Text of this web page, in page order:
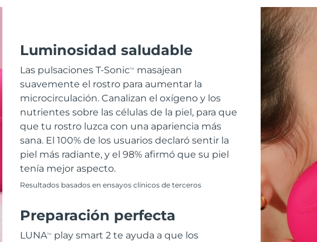
Luminosidad saludable
Las pulsaciones T-SonicTM
masajean
suavemente el rostro para aumentar la
microcirculación. Canalizan el oxígeno y los
nutrientes sobre las células de la piel, para que
que tu rostro luzca con una apariencia más
sana. El 100% de los usuarios declaró sentir la
piel más radiante, y el 98% afirmó que su piel
tenía mejor aspecto.
Resultados basados en ensayos clínicos de terceros
Preparación perfecta
LUNATM
play smart 2 te ayuda a que los